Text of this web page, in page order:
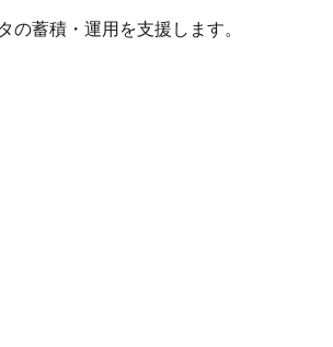
蓄積・運用を支援します。